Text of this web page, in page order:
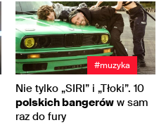
#muzyka
Nie tylko „SIRI” i „Tłoki”. 10
polskich bangerów w sam
raz do fury